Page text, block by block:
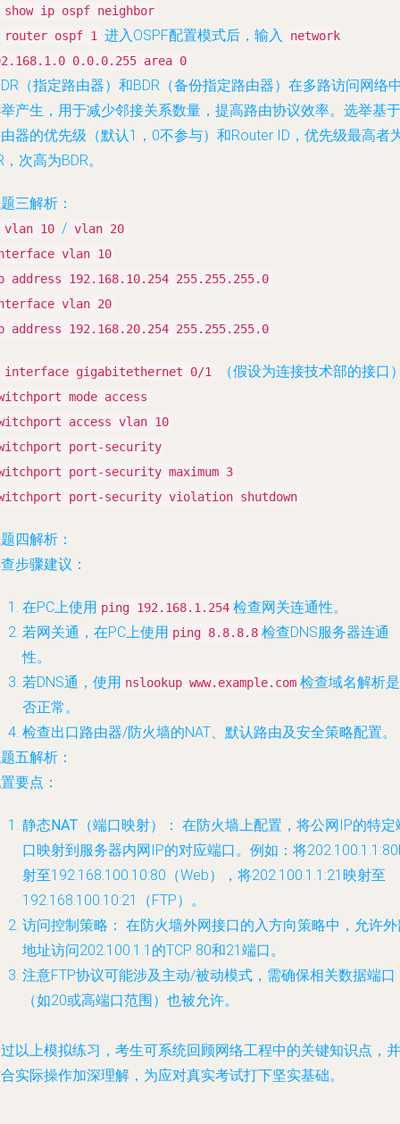
show ip ospf neighbor
router ospf 1 进入OSPF配置模式后，输入
network
0.0.0.255 area 0
（指定路由器）和BDR（备份指定路由器）在多路访问网络
产生，用于减少邻接关系数量，提高路由协议效率。选举基于
器的优先级（默认1，0不参与）和Router ID，优先级最高者
，次高为BDR。
三解析：
vlan 10 / vlan 20
vlan 10
address 192.168.10.254 255.255.255.0
vlan 20
address 192.168.20.254 255.255.255.0
interface gigabitethernet 0/1 （假设为连接技术部的接口
mode access
access vlan 10
port-security
port-security maximum 3
port-security violation shutdown
四解析：
步骤建议：
在PC上使用 ping 192.168.1.254 检查网关连通性。
若网关通，在PC上使用 ping 8.8.8.8 检查DNS服务器连通
性。
若DNS通，使用 nslookup www.example.com 检查域名解析是
否正常。
检查出口路由器/防火墙的NAT、默认路由及安全策略配置。
五解析：
要点：
静态NAT（端口映射）： 在防火墙上配置，将公网IP的特定
口映射到服务器内网IP的对应端口。例如：将
射至192.168.100.10:80（Web），将202.100.1.1:21映射至
192.168.100.10:21（FTP）。
访问控制策略： 在防火墙外网接口的入方向策略中，允许
地址访问202.100.1.1的TCP 80和21端口。
注意FTP协议可能涉及主动/被动模式，需确保相关数据端口
（如20或高端口范围）也被允许。
以上模拟练习，考生可系统回顾网络工程中的关键知识点，并
实际操作加深理解，为应对真实考试打下坚实基础。